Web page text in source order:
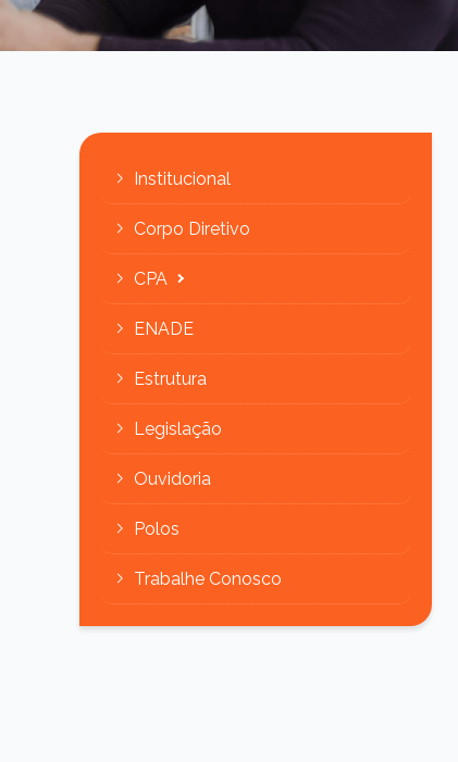
Consulta de Diplomas
Ver todos os cursos
Institucional
Corpo Diretivo
CPA
ENADE
Estrutura
Legislação
Ouvidoria
Polos
Trabalhe Conosco